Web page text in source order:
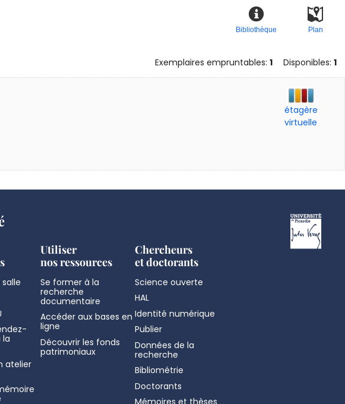
Plan
Bibliothèque
Exemplaires empruntables: 1 Disponibles: 1
étagère
virtuelle
la
atelier
Utiliser
nos ressources
Se former à la
recherche
documentaire
Accéder aux bases en
ligne
Découvrir les fonds
patrimoniaux
Chercheurs
et doctorants
Science ouverte
HAL
Identité numérique
Publier
Données de la
recherche
Bibliométrie
Doctorants